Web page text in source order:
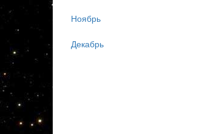
Ноябрь
Декабрь